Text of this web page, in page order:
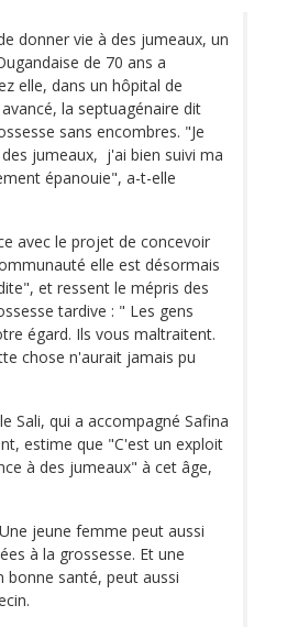
donner vie à des jumeaux, un
de 70 ans a
elle, dans un hôpital de
la septuagénaire dit
sans encombres. "Je
jumeaux, j'ai bien suivi ma
épanouie", a-t-elle
avec le projet de concevoir
elle est désormais
et ressent le mépris des
tardive : " Les gens
égard. Ils vous maltraitent.
chose n'aurait jamais pu
Sali, qui a accompagné Safina
estime que "C'est un exploit
à des jumeaux" à cet âge,
jeune femme peut aussi
à la grossesse. Et une
bonne santé, peut aussi